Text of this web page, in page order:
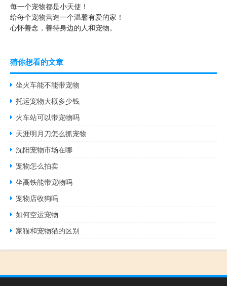
每一个宠物都是小天使！
给每个宠物营造一个温馨有爱的家！
心怀善念，善待身边的人和宠物。
猜你想看的文章
坐火车能不能带宠物
托运宠物大概多少钱
火车站可以带宠物吗
天涯明月刀怎么抓宠物
沈阳宠物市场在哪
宠物怎么拍卖
坐高铁能带宠物吗
宠物店收狗吗
如何空运宠物
家猫和宠物猫的区别